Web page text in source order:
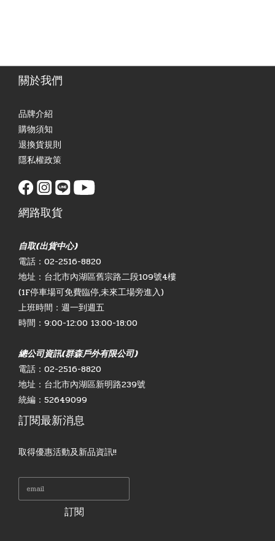
關於我們
品牌介紹
購物須知
退換貨規則
隱私權政策
網路取貨
自取(出貨中心)
電話：02-2516-8820
地址：台北市內湖區舊宗路二段109號4樓
(1F停車場可免費臨停,未來工場旁進入)
上班時間：週一到週五
時間：9:00-12:00 13:00-18:00
總公司資訊(群森戶外有限公司)
電話：02-2516-8820
地址：台北市內湖區新明路239號
統編：52649099
訂閱最新消息
取得優惠活動及新品資訊!!
訂閱